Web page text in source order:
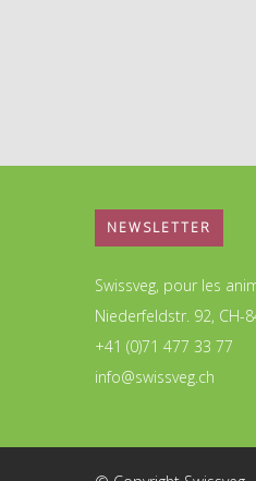
NEWSLETTER
Swissveg, pour les
Niederfeldstr. 92, CH-
+41 (0)71 477 33 77
info@swissveg.ch